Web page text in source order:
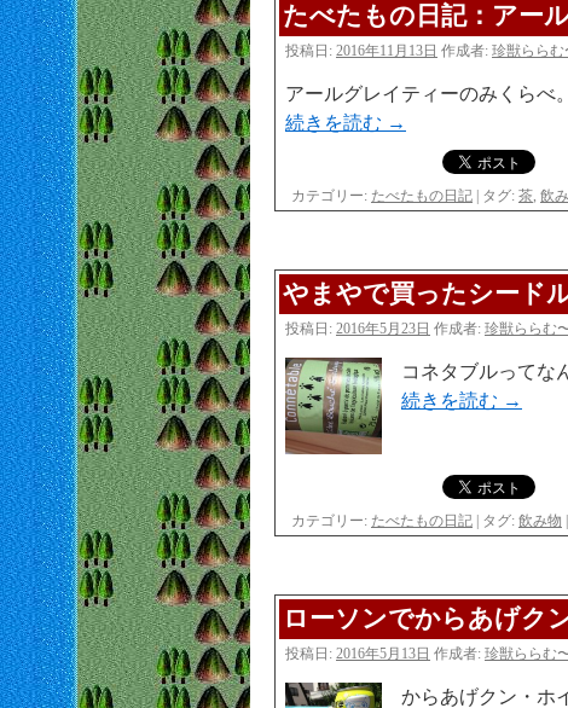
たべたもの日記：アー
投稿日: 2016年11月13日 作成者: 珍獣ららむ
アールグレイティーのみくらべ。
続きを読む →
カテゴリー: たべたもの日記 タグ: 茶, 飲
やまやで買ったシード
投稿日: 2016年5月23日 作成者: 珍獣ららむ
コネタブルってな
続きを読む →
カテゴリー: たべたもの日記 タグ: 飲み物
ローソンでからあげク
投稿日: 2016年5月13日 作成者: 珍獣ららむ
からあげクン・ホ